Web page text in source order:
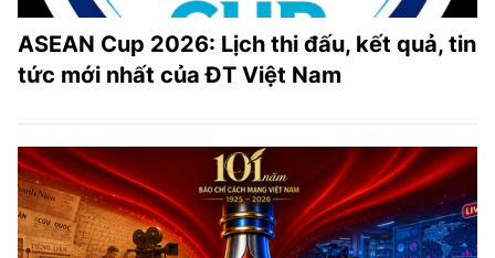
ASEAN Cup 2026: Lịch thi đấu, kết quả, tin
tức mới nhất của ĐT Việt Nam